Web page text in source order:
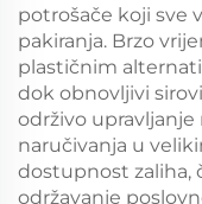
potrošače koji sve
pakiranja. Brzo
plastičnim
dok obnovljivi
održivo
naručivanja u
dostupnost zaliha,
održavanje